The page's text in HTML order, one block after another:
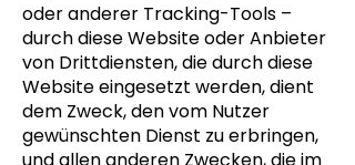
oder anderer Tracking-Tools –
durch diese Website oder Anbieter
von Drittdiensten, die durch diese
Website eingesetzt werden, dient
dem Zweck, den vom Nutzer
gewünschten Dienst zu erbringen,